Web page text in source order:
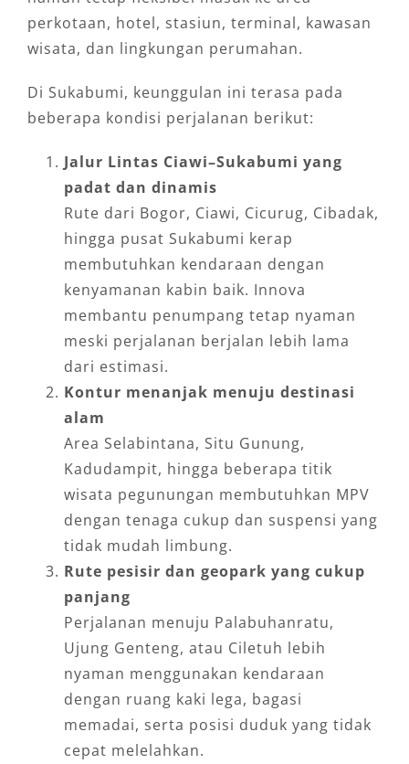
perkotaan, hotel, stasiun, terminal, kawasan
wisata, dan lingkungan perumahan.
Di Sukabumi, keunggulan ini terasa pada
beberapa kondisi perjalanan berikut:
Jalur Lintas Ciawi–Sukabumi yang
padat dan dinamis
Rute dari Bogor, Ciawi, Cicurug, Cibadak,
hingga pusat Sukabumi kerap
membutuhkan kendaraan dengan
kenyamanan kabin baik. Innova
membantu penumpang tetap nyaman
meski perjalanan berjalan lebih lama
dari estimasi.
Kontur menanjak menuju destinasi
alam
Area Selabintana, Situ Gunung,
Kadudampit, hingga beberapa titik
wisata pegunungan membutuhkan MPV
dengan tenaga cukup dan suspensi yang
tidak mudah limbung.
Rute pesisir dan geopark yang cukup
panjang
Perjalanan menuju Palabuhanratu,
Ujung Genteng, atau Ciletuh lebih
nyaman menggunakan kendaraan
dengan ruang kaki lega, bagasi
memadai, serta posisi duduk yang tidak
cepat melelahkan.